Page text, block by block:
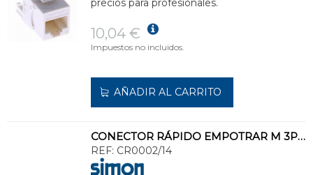
precios para profesionales.
10,04 €
Impuestos no incluidos.
AÑADIR AL CARRITO
CONECTOR RÁPIDO EMPOTRAR M 3P GRIS GRAFITO
REF: CR0002/14